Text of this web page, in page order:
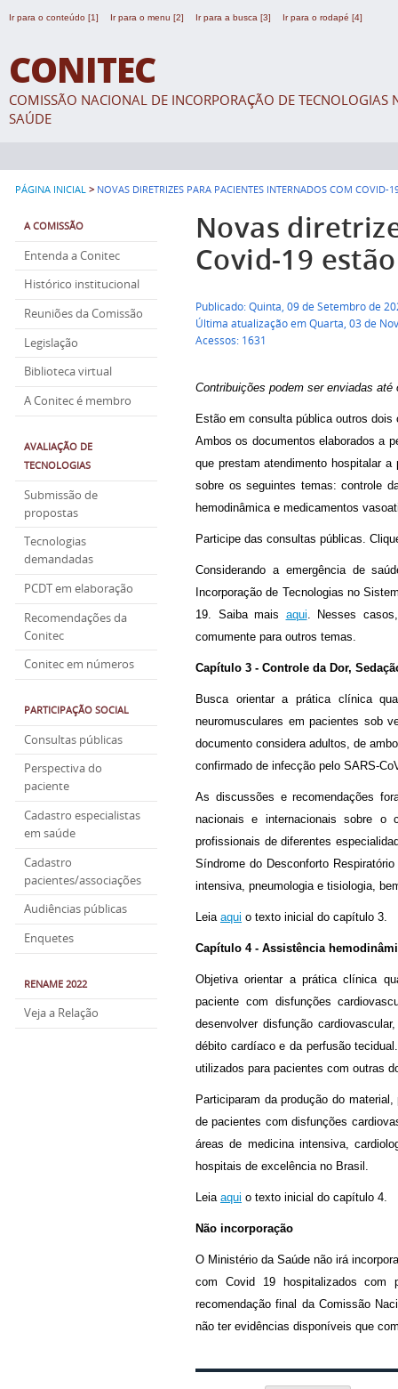
Ir para o conteúdo [1] Ir para o menu [2] Ir para a busca [3] Ir para o rodapé [4]
CONITEC
COMISSÃO NACIONAL DE INCORPORAÇÃO DE TECNOLOGIAS
SAÚDE
PÁGINA INICIAL > NOVAS DIRETRIZES PARA PACIENTES INTERNADOS COM COVID-
A COMISSÃO
Entenda a Conitec
Histórico institucional
Reuniões da Comissão
Legislação
Biblioteca virtual
A Conitec é membro
AVALIAÇÃO DE
TECNOLOGIAS
Submissão de
propostas
Tecnologias
demandadas
PCDT em elaboração
Recomendações da
Conitec
Conitec em números
PARTICIPAÇÃO SOCIAL
Consultas públicas
Perspectiva do
paciente
Cadastro especialistas
em saúde
Cadastro
pacientes/associações
Audiências públicas
Enquetes
RENAME 2022
Veja a Relação
Novas
Covid-19
Publicado: Quinta, 09 de Setembro de
Última atualização em Quarta, 03 de
Acessos: 1631
Contribuições podem ser enviadas até
Estão em consulta pública outros
Ambos os documentos elaborados a
que prestam atendimento hospitalar
sobre os seguintes temas: controle
hemodinâmica e medicamentos
Participe das consultas públicas.
Considerando a emergência de
Incorporação de Tecnologias no
19. Saiba mais aqui. Nesses
comumente para outros temas.
Capítulo 3 - Controle da Dor,
Busca orientar a prática clínica
neuromusculares em pacientes sob
documento considera adultos, de
confirmado de infecção pelo SARS-
As discussões e recomendações
nacionais e internacionais sobre o
profissionais de diferentes
Síndrome do Desconforto
intensiva, pneumologia e tisiologia,
Leia aqui o texto inicial do capítulo 3.
Capítulo 4 - Assistência
Objetiva orientar a prática clínica
paciente com disfunções
desenvolver disfunção
débito cardíaco e da perfusão
utilizados para pacientes com outras
Participaram da produção do
de pacientes com disfunções
áreas de medicina intensiva,
hospitais de excelência no Brasil.
Leia aqui o texto inicial do capítulo 4.
Não incorporação
O Ministério da Saúde não irá
com Covid 19 hospitalizados com
recomendação final da Comissão
não ter evidências disponíveis que